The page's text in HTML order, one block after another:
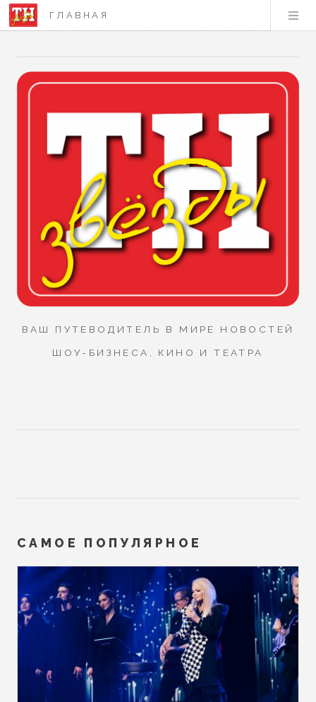
ГЛАВНАЯ
ВАШ ПУТЕВОДИТЕЛЬ В МИРЕ НОВОСТЕЙ
ШОУ-БИЗНЕСА, КИНО И ТЕАТРА
САМОЕ ПОПУЛЯРНОЕ